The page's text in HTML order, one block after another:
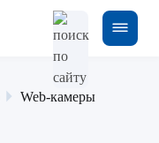
Web-камеры